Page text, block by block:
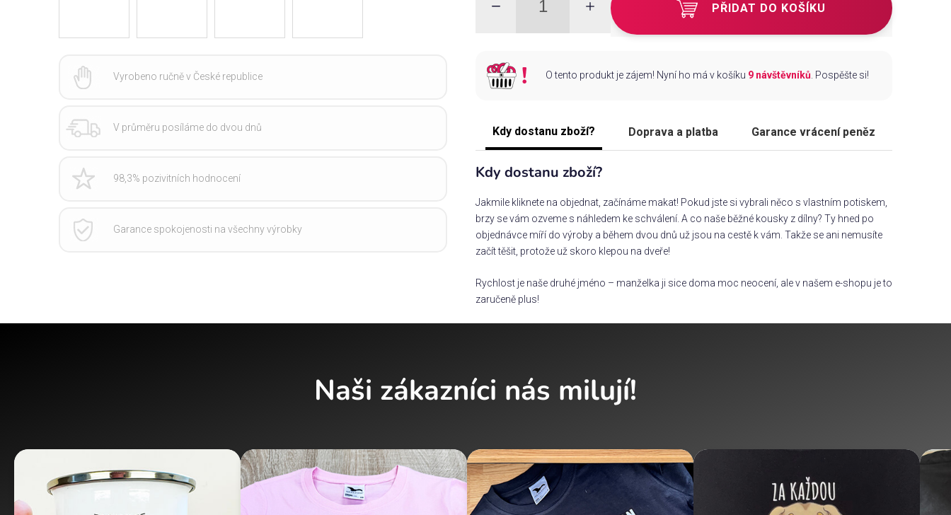
PŘIDAT DO KOŠÍKU
O tento produkt je zájem! Nyní ho má v košíku 9 návštěvníků. Pospěšte si!
Kdy dostanu zboží? Doprava a platba Garance vrácení peněz
Kdy dostanu zboží?
Jakmile kliknete na objednat, začínáme makat! Pokud jste si vybrali něco s vlastním potiskem,
brzy se vám ozveme s náhledem ke schválení. A co naše běžné kousky z dílny? Ty hned po
objednávce míří do výroby a během dvou dnů už jsou na cestě k vám. Takže se ani nemusíte
začít těšit, protože už skoro klepou na dveře!
Rychlost je naše druhé jméno – manželka ji sice doma moc neocení, ale v našem e-shopu je to
zaručeně plus!
Vyrobeno ručně v České republice
V průměru posíláme do dvou dnů
98,3% pozivitních hodnocení
Garance spokojenosti na všechny výrobky
Naši zákazníci nás milují!